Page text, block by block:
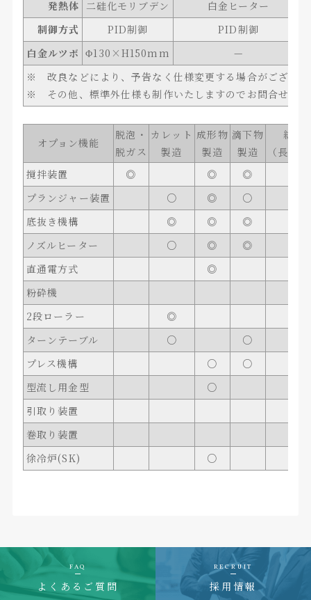
発熱体 二硅化モリブデン
白金ヒーター
制御方式
PID制御
PID制御
白金ルツボ Φ130×H150mm
—
※ 改良などにより、予告なく仕様変更する場合がございま
※ その他、標準外仕様も制作いたしますのでお問合せ下
オプョン機能
脱泡・
脱ガス
カレット
製造
成形物
製造
滴下物
製造
紡糸
（長繊
撹拌装置
◎ ◎
◎
プランジャー装置
○ ◎
○
底抜き機構
◎ ◎ ◎
ノズルヒーター
○ ◎ ◎
直通電方式
◎
粉砕機
2段ローラー
◎
ターンテーブル
○
○
プレス機構
○
○
型流し用金型
○
引取り装置
巻取り装置
徐冷炉(SK)
○
FAQ
よくあるご質問
RECRUIT
採用情報